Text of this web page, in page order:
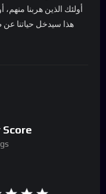
أولئك الذين هربنا
هذا سيدخل حياتنا عن
Score